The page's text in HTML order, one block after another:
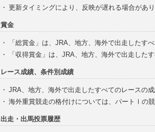
・ 更新タイミングにより、反映が遅れる場合があ
賞金
・
「総賞金」は、JRA、地方、海外で出走したす
・
「収得賞金」は、JRA、地方、海外で出走した
レース成績、条件別成績
・ JRA、地方、海外で出走したすべてのレースの
・ 海外重賞競走の格付けについては、パートⅠの
出走・出馬投票履歴